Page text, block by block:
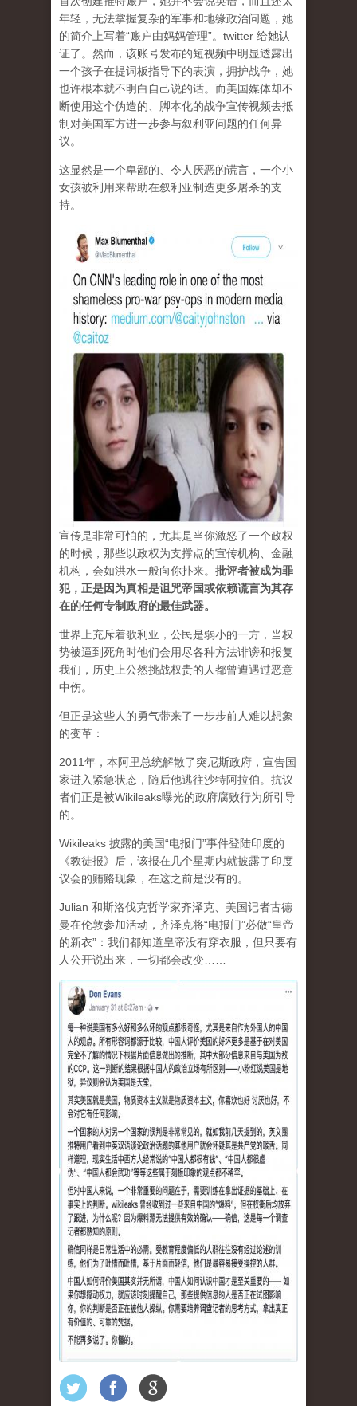
年轻，无法掌握复杂的军事和地缘政治问题，她
的简介上写着“账户由妈妈管理”。twitter 给她认
证了。然而，该账号发布的短视频中明显透露出
一个孩子在提词板指导下的表演，拥护战争，她
也许根本就不明白自己说的话。而美国媒体却不
断使用这个伪造的、脚本化的战争宣传视频去抵
制对美国军方进一步参与叙利亚问题的任何异
议。
这显然是一个卑鄙的、令人厌恶的谎言，一个小
女孩被利用来帮助在叙利亚制造更多屠杀的支
持。
宣传是非常可怕的，尤其是当你激怒了一个政权
的时候，那些以政权为支撑点的宣传机构、金融
机构，会如洪水一般向你扑来。 批评者被成为罪
犯，正是因为真相是诅咒帝国或依赖谎言为其存
在的任何专制政府的最佳武器。
世界上充斥着歌利亚，公民是弱小的一方，当权
势被逼到死角时他们会用尽各种方法诽谤和报复
我们，历史上公然挑战权贵的人都曾遭遇过恶意
中伤。
但正是这些人的勇气带来了一步步前人难以想象
的变革：
2011年，本阿里总统解散了突尼斯政府，宣告国
家进入紧急状态，随后他逃往沙特阿拉伯。抗议
者们正是被Wikileaks曝光的政府腐败行为所引导
的。
Wikileaks 披露的美国“电报门”事件登陆印度的
《教徒报》后，该报在几个星期内就披露了印度
议会的贿赂现象，在这之前是没有的。
Julian 和斯洛伐克哲学家齐泽克、美国记者古德
曼在伦敦参加活动，齐泽克将“电报门”必做“皇帝
的新衣”：我们都知道皇帝没有穿衣服，但只要有
人公开说出来，一切都会改变……